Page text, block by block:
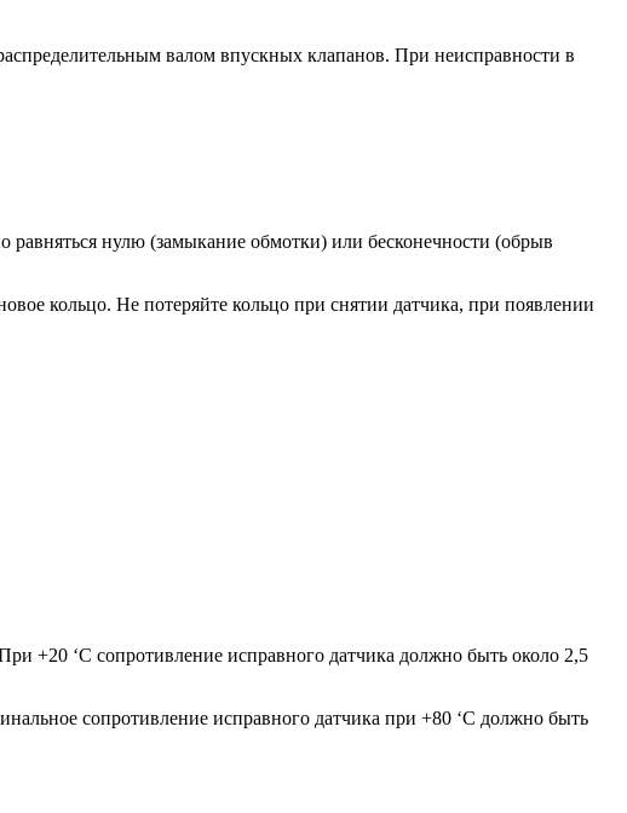
валом впускных клапа­нов. При неисправности в
нулю (замыкание обмотки) или бесконечности (обрыв
кольцо. Не потеряйте кольцо при снятии дат­чика, при появлении
+20 ‘С сопротивление исправного дат­чика должно быть около 2,5
сопротивление исправного датчи­ка при +80 ‘С должно быть